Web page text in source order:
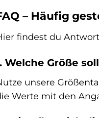
– Häufig
findest du
Welche Größe
unsere
Werte mit den